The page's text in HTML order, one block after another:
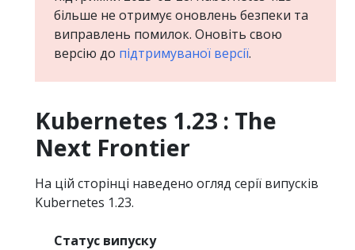
більше не отримує оновлень безпеки та
виправлень помилок. Оновіть свою
версію до підтримуваної версії.
Kubernetes 1.23 : The
Next Frontier
На цій сторінці наведено огляд серії випусків
Kubernetes 1.23.
Статус випуску